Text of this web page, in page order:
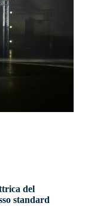
del
standard